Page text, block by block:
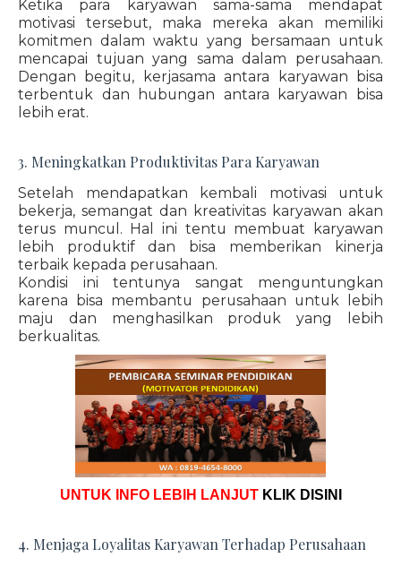
Ketika para karyawan sama-sama mendapat
motivasi tersebut, maka mereka akan memiliki
komitmen dalam waktu yang bersamaan untuk
mencapai tujuan yang sama dalam perusahaan.
Dengan begitu, kerjasama antara karyawan bisa
terbentuk dan hubungan antara karyawan bisa
lebih erat.
3. Meningkatkan Produktivitas Para Karyawan
Setelah mendapatkan kembali motivasi untuk
bekerja, semangat dan kreativitas karyawan akan
terus muncul. Hal ini tentu membuat karyawan
lebih produktif dan bisa memberikan kinerja
terbaik kepada perusahaan.
Kondisi ini tentunya sangat menguntungkan
karena bisa membantu perusahaan untuk lebih
maju dan menghasilkan produk yang lebih
berkualitas.
UNTUK INFO LEBIH LANJUT KLIK DISINI
4. Menjaga Loyalitas Karyawan Terhadap Perusahaan